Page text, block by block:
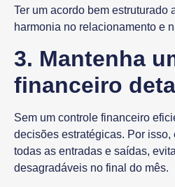
Ter um acordo bem estruturado
harmonia no relacionamento e
3. Mantenha
financeiro
Sem um controle financeiro
decisões estratégicas. Por
todas as entradas e saídas,
desagradáveis no final do mês.